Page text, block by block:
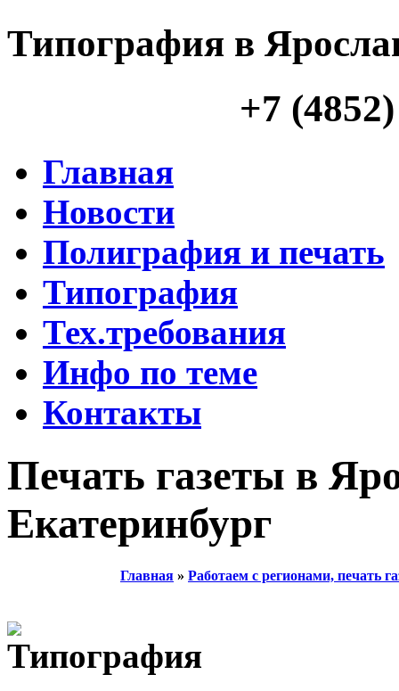
Типография в
+7
Главная
Новости
Полиграфия и печать
Типография
Тех.требования
Инфо по теме
Контакты
Печать газеты в
Екатеринбург
Главная » Работаем с регионами, печать